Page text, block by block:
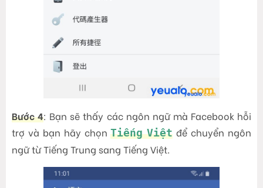
Bước 4: Bạn sẽ thấy các ngôn ngữ mà Facebook hỗi
trợ và bạn hãy chọnTiếng Việt để chuyển ngôn
ngữ từ Tiếng Trung sang Tiếng Việt.